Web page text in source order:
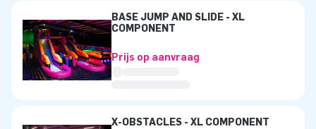
BASE JUMP AND SLIDE - XL
COMPONENT
Prijs op aanvraag
X-OBSTACLES - XL COMPONENT